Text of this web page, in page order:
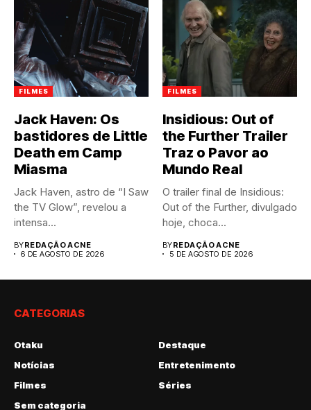
FILMES
Jack Haven: Os
bastidores de Little
Death em Camp
Miasma
Jack Haven, astro de “I Saw
the TV Glow”, revelou a
intensa...
BYREDAÇÃO ACNE
6 DE AGOSTO DE 2026
FILMES
Insidious: Out of
the Further Trailer
Traz o Pavor ao
Mundo Real
O trailer final de Insidious:
Out of the Further, divulgado
hoje, choca...
BYREDAÇÃO ACNE
5 DE AGOSTO DE 2026
CATEGORIAS
Otaku
Destaque
Notícias
Entretenimento
Filmes
Séries
Sem categoria